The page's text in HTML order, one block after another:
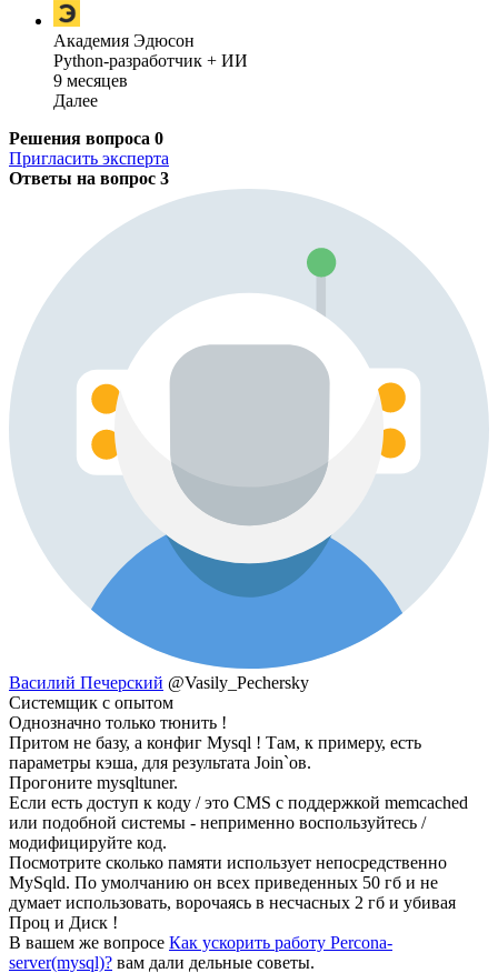
Академия Эдюсон
Python-разработчик + ИИ
9 месяцев
Далее
Решения вопроса 0
Пригласить эксперта
Ответы на вопрос 3
Василий Печерский @Vasily_Pechersky
Системщик с опытом
Однозначно только тюнить !
Притом не базу, а конфиг Mysql ! Там, к примеру, есть
параметры кэша, для результата Join`ов.
Прогоните mysqltuner.
Если есть доступ к коду / это CMS с поддержкой memcached
или подобной системы - неприменно воспользуйтесь /
модифицируйте код.
Посмотрите сколько памяти использует непосредственно
MySqld. По умолчанию он всех приведенных 50 гб и не
думает использовать, ворочаясь в несчасных 2 гб и убивая
Проц и Диск !
В вашем же вопросе Как ускорить работу Percona-
server(mysql)? вам дали дельные советы.